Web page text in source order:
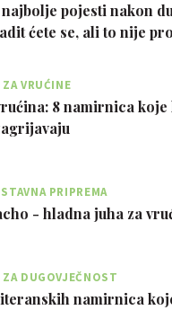
pojesti nakon
ćete se, ali to nije
ZA VRUĆINE
8 namirnica koje
PRIPREMA
- hladna juha za
ZA DUGOVJEČNOST
namirnica